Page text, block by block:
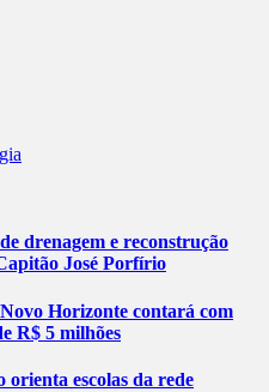
drenagem e reconstrução
José Porfírio
Horizonte contará com
R$ 5 milhões
orienta escolas da rede